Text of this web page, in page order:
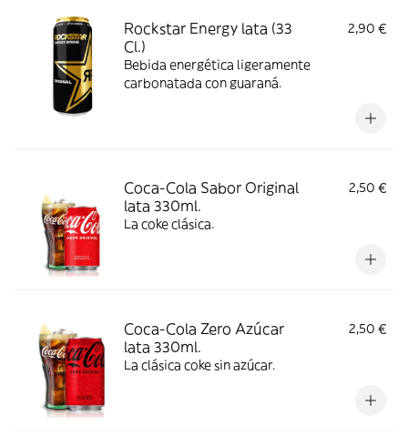
Rockstar Energy lata (33
Cl.)
2,90 €
Bebida energética ligeramente
carbonatada con guaraná.
Coca-Cola Sabor Original
lata 330ml.
2,50 €
La coke clásica.
Coca-Cola Zero Azúcar
lata 330ml.
2,50 €
La clásica coke sin azúcar.